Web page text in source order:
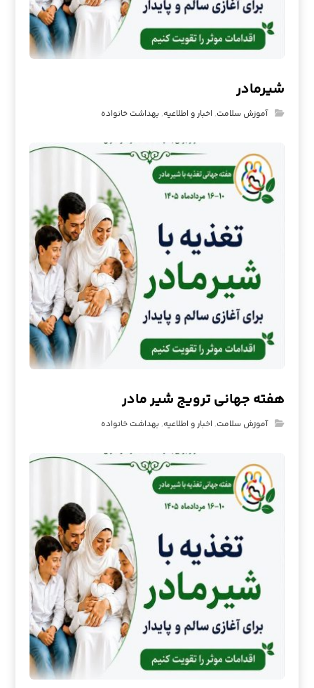
شیرمادر
آموزش سلامت, اخبار و اطلاعیه,بهداشت خانواده
هفته جهانی ترویج شیر مادر
آموزش سلامت, اخبار و اطلاعیه,بهداشت خانواده